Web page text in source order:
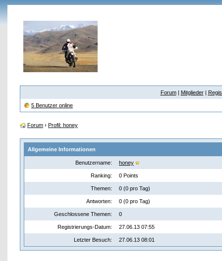
Forum| Mitglieder|
5 Benutzer online
Forum › Profil: honey
Allgemeine Informationen
Benutzername: honey
Ranking: 0 Points
Themen: 0 (0 pro Tag)
Antworten: 0 (0 pro Tag)
Geschlossene Themen: 0
Registrierungs-Datum: 27.06.13 07:55
Letzter Besuch: 27.06.13 08:01